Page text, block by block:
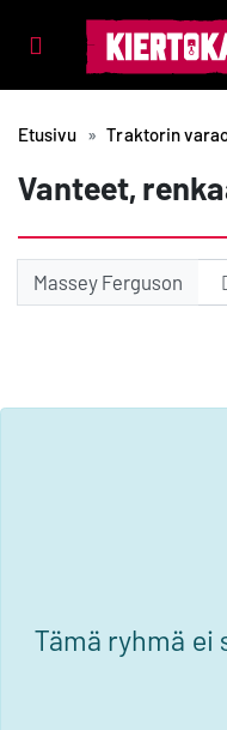
Tuotealueet
Etusivu Traktorin
Vanteet,
Massey Ferguson
Tämä ryhmä ei